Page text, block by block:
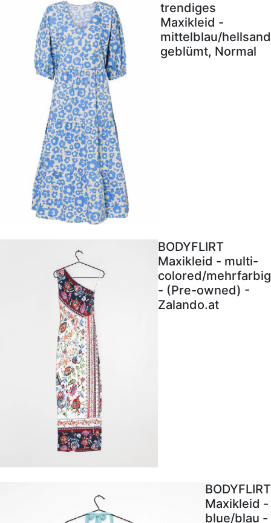
trendiges
Maxikleid -
mittelblau/hellsand
geblümt, Normal
BODYFLIRT
Maxikleid - multi-
colored/mehrfarbig
- (Pre-owned) -
Zalando.at
BODYFLIRT
Maxikleid -
blue/blau -